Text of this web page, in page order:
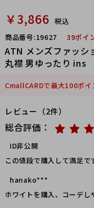
￥3,866 税込
商品番号:19627 39ポイ
ATN メンズファッシ
丸襟 男ゆったり ins
CmallCARDで最大100ポイ
レビュー（2件）
総合評価：
ID非公開
この値段で購入して満足で
hanako***
ホワイトを購入、コーデし